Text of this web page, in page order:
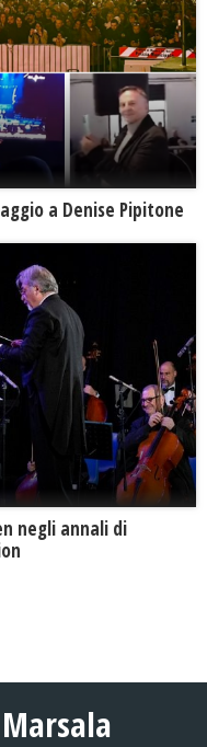
a Denise Pipitone
negli annali di